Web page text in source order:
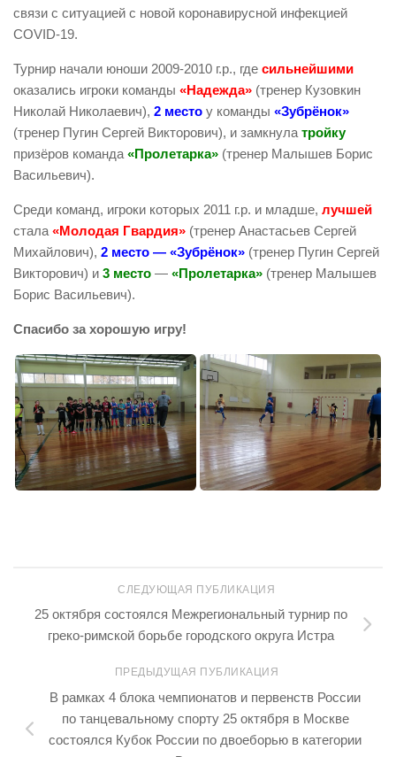
связи с ситуацией с новой коронавирусной инфекцией
COVID-19.
Турнир начали юноши 2009-2010 г.р., где сильнейшими
оказались игроки команды «Надежда» (тренер Кузовкин
Николай Николаевич), 2 место у команды «Зубрёнок»
(тренер Пугин Сергей Викторович), и замкнула тройку
призёров команда «Пролетарка» (тренер Малышев Борис
Васильевич).
Среди команд, игроки которых 2011 г.р. и младше, лучшей
стала «Молодая Гвардия» (тренер Анастасьев Сергей
Михайлович), 2 место — «Зубрёнок» (тренер Пугин Сергей
Викторович) и 3 место — «Пролетарка» (тренер Малышев
Борис Васильевич).
Спасибо за хорошую игру!
СЛЕДУЮЩАЯ ПУБЛИКАЦИЯ
25 октября состоялся Межрегиональный турнир по
греко-римской борьбе городского округа Истра
ПРЕДЫДУЩАЯ ПУБЛИКАЦИЯ
В рамках 4 блока чемпионатов и первенств России
по танцевальному спорту 25 октября в Москве
состоялся Кубок России по двоеборью в категории